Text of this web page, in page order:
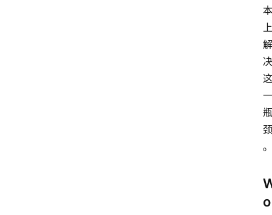
本
上
解
决
这
一
瓶
颈
。
o